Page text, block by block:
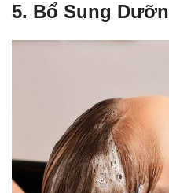
5. Bổ Sung